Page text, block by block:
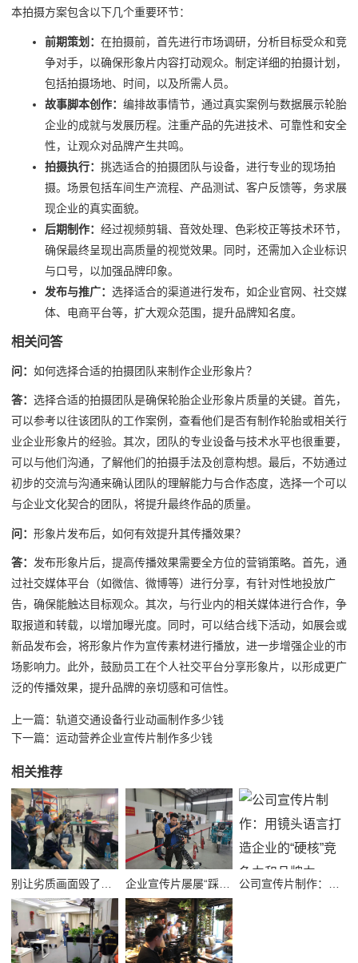
本拍摄方案包含以下几个重要环节：
前期策划： 在拍摄前，首先进行市场调研，分析目标受众和竞
争对手，以确保形象片内容打动观众。制定详细的拍摄计划，
包括拍摄场地、时间，以及所需人员。
故事脚本创作： 编排故事情节，通过真实案例与数据展示轮胎
企业的成就与发展历程。注重产品的先进技术、可靠性和安全
性，让观众对品牌产生共鸣。
拍摄执行： 挑选适合的拍摄团队与设备，进行专业的现场拍
摄。场景包括车间生产流程、产品测试、客户反馈等，务求展
现企业的真实面貌。
后期制作： 经过视频剪辑、音效处理、色彩校正等技术环节，
确保最终呈现出高质量的视觉效果。同时，还需加入企业标识
与口号，以加强品牌印象。
发布与推广： 选择适合的渠道进行发布，如企业官网、社交媒
体、电商平台等，扩大观众范围，提升品牌知名度。
相关问答
问： 如何选择合适的拍摄团队来制作企业形象片？
答： 选择合适的拍摄团队是确保轮胎企业形象片质量的关键。首先，
可以参考以往该团队的工作案例，查看他们是否有制作轮胎或相关行
业企业形象片的经验。其次，团队的专业设备与技术水平也很重要，
可以与他们沟通，了解他们的拍摄手法及创意构想。最后，不妨通过
初步的交流与沟通来确认团队的理解能力与合作态度，选择一个可以
与企业文化契合的团队，将提升最终作品的质量。
问： 形象片发布后，如何有效提升其传播效果？
答： 发布形象片后，提高传播效果需要全方位的营销策略。首先，通
过社交媒体平台（如微信、微博等）进行分享，有针对性地投放广
告，确保能触达目标观众。其次，与行业内的相关媒体进行合作，争
取报道和转载，以增加曝光度。同时，可以结合线下活动，如展会或
新品发布会，将形象片作为宣传素材进行播放，进一步增强企业的市
场影响力。此外，鼓励员工在个人社交平台分享形象片，以形成更广
泛的传播效果，提升品牌的亲切感和可信性。
上一篇： 轨道交通设备行业动画制作多少钱
下一篇： 运动营养企业宣传片制作多少钱
相关推荐